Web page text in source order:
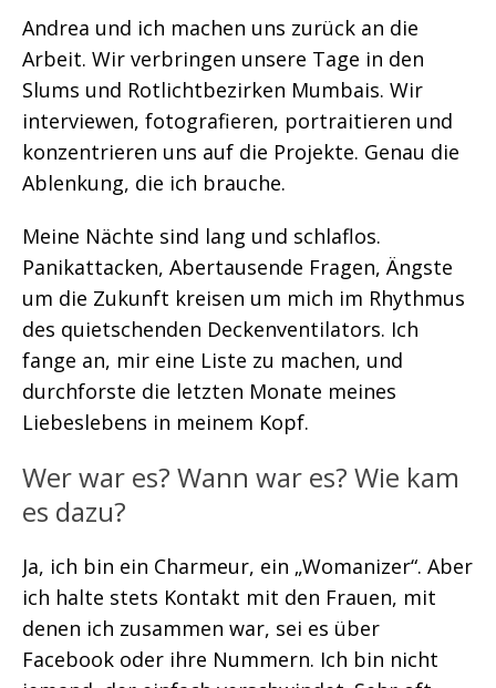
Andrea und ich machen uns zurück an die
Arbeit. Wir verbringen unsere Tage in den
Slums und Rotlichtbezirken Mumbais. Wir
interviewen, fotografieren, portraitieren und
konzentrieren uns auf die Projekte. Genau die
Ablenkung, die ich brauche.
Meine Nächte sind lang und schlaflos.
Panikattacken, Abertausende Fragen, Ängste
um die Zukunft kreisen um mich im Rhythmus
des quietschenden Deckenventilators. Ich
fange an, mir eine Liste zu machen, und
durchforste die letzten Monate meines
Liebeslebens in meinem Kopf.
Wer war es? Wann war es? Wie kam
es dazu?
Ja, ich bin ein Charmeur, ein „Womanizer“. Aber
ich halte stets Kontakt mit den Frauen, mit
denen ich zusammen war, sei es über
Facebook oder ihre Nummern. Ich bin nicht